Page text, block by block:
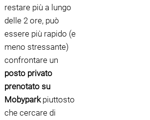
restare più a lungo
delle 2 ore, può
essere più rapido (e
meno stressante)
confrontare un
posto privato
prenotato su
Mobyparkpiuttosto
che cercare di